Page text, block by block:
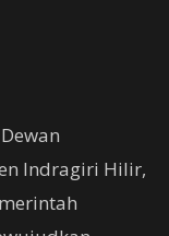
Indragiri Hilir,